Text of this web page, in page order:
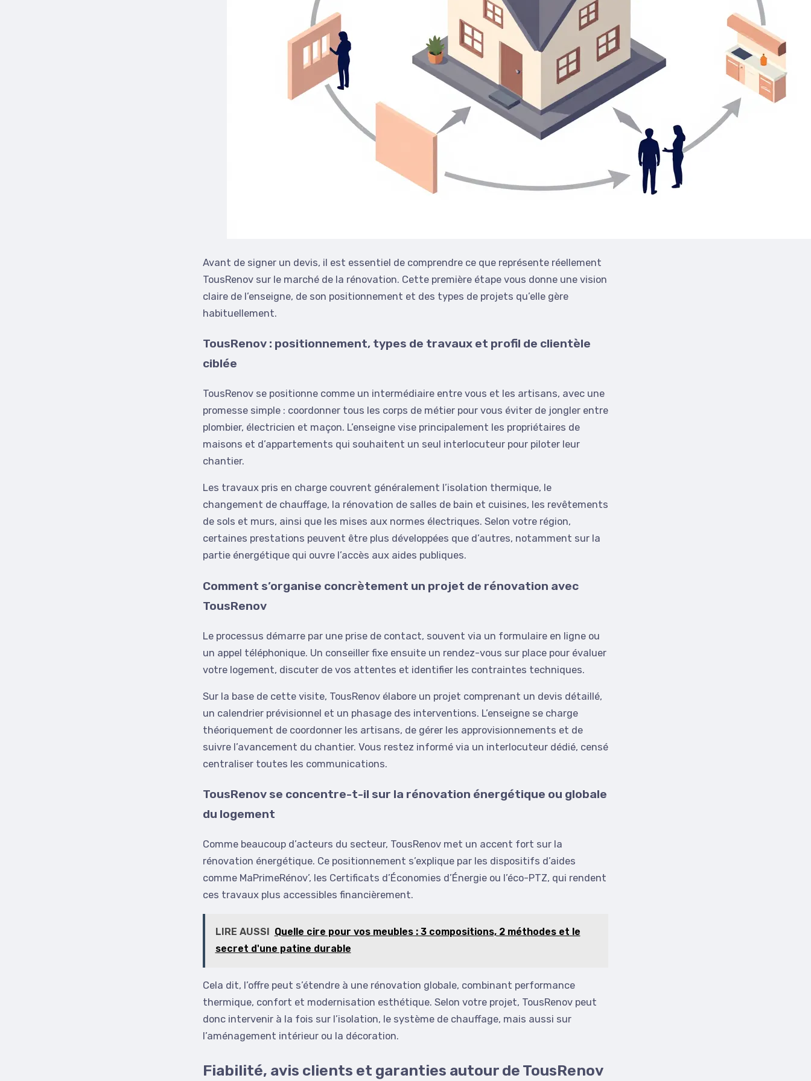
Avant de signer un devis, il est essentiel de comprendre ce que représente réellement
TousRenov sur le marché de la rénovation. Cette première étape vous donne une vision
claire de l’enseigne, de son positionnement et des types de projets qu’elle gère
habituellement.
TousRenov : positionnement, types de travaux et profil de clientèle
ciblée
TousRenov se positionne comme un intermédiaire entre vous et les artisans, avec une
promesse simple : coordonner tous les corps de métier pour vous éviter de jongler entre
plombier, électricien et maçon. L’enseigne vise principalement les propriétaires de
maisons et d’appartements qui souhaitent un seul interlocuteur pour piloter leur
chantier.
Les travaux pris en charge couvrent généralement l’isolation thermique, le
changement de chauffage, la rénovation de salles de bain et cuisines, les revêtements
de sols et murs, ainsi que les mises aux normes électriques. Selon votre région,
certaines prestations peuvent être plus développées que d’autres, notamment sur la
partie énergétique qui ouvre l’accès aux aides publiques.
Comment s’organise concrètement un projet de rénovation avec
TousRenov
Le processus démarre par une prise de contact, souvent via un formulaire en ligne ou
un appel téléphonique. Un conseiller fixe ensuite un rendez-vous sur place pour évaluer
votre logement, discuter de vos attentes et identifier les contraintes techniques.
Sur la base de cette visite, TousRenov élabore un projet comprenant un devis détaillé,
un calendrier prévisionnel et un phasage des interventions. L’enseigne se charge
théoriquement de coordonner les artisans, de gérer les approvisionnements et de
suivre l’avancement du chantier. Vous restez informé via un interlocuteur dédié, censé
centraliser toutes les communications.
TousRenov se concentre-t-il sur la rénovation énergétique ou globale
du logement
Comme beaucoup d’acteurs du secteur, TousRenov met un accent fort sur la
rénovation énergétique. Ce positionnement s’explique par les dispositifs d’aides
comme MaPrimeRénov’, les Certificats d’Économies d’Énergie ou l’éco-PTZ, qui rendent
ces travaux plus accessibles financièrement.
LIRE AUSSI
Quelle cire pour vos meubles : 3 compositions, 2 méthodes et le
secret d'une patine durable
Cela dit, l’offre peut s’étendre à une rénovation globale, combinant performance
thermique, confort et modernisation esthétique. Selon votre projet, TousRenov peut
donc intervenir à la fois sur l’isolation, le système de chauffage, mais aussi sur
l’aménagement intérieur ou la décoration.
Fiabilité, avis clients et garanties autour de TousRenov